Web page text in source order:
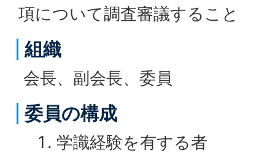
項について調査審議すること
組織
会長、副会長、委員
委員の構成
学識経験を有する者